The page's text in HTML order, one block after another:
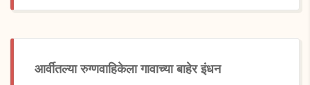
आर्वीतल्या रुग्णवाहिकेला गावाच्या बाहेर इंधन